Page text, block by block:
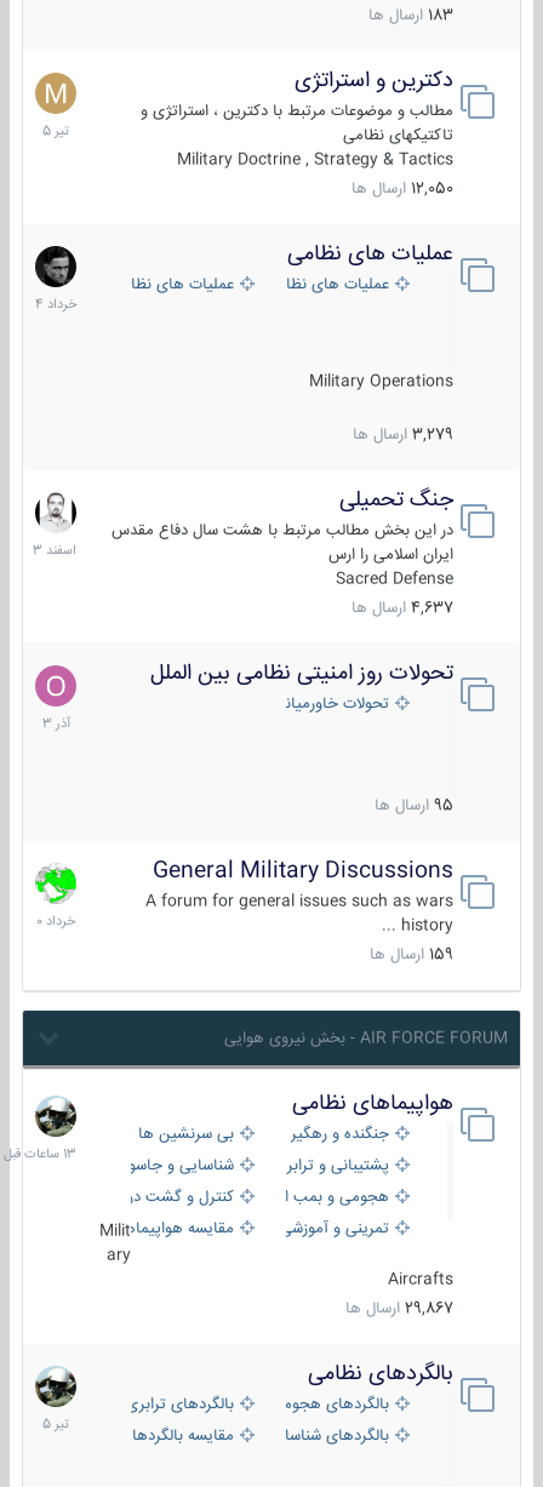
183 ارسال ها
دکترین و استراتژی
مطالب و موضوعات مرتبط با دکترین ، استراتژی و
تاکتیکهای نظامی
Military Doctrine , Strategy & Tactics
12,050 ارسال ها
27
تیر
1405
عملیات های نظامی
عملیات های نظامی ایرانعملیات های نظامی خارجی
Military Operations
3,279 ارسال ها
5
خرداد
1404
جنگ تحمیلی
در این بخش مطالب مرتبط با هشت سال دفاع مقدس
ایران اسلامی را ارس
Sacred Defense
4,637 ارسال ها
20
اسفند
1403
تحولات روز امنیتی نظامی بین الملل
تحولات خاورمیانه
95 ارسال ها
21
آذر
1403
General Military Discussions
A forum for general issues such as wars
history ...
159 ارسال ها
10
خرداد
1400
AIR FORCE FORUM - بخش نیروی هوایی
هواپیماهای نظامی
جنگنده و رهگیر
بی سرنشین ها
پشتیبانی و ترابری
شناسایی و جاسوسی
هجومی و بمب افکن
کنترل و گشت دریایی
تمرینی و آموزشی
مقایسه هواپیماهاMilit
ary
Aircrafts
29,867 ارسال ها
13
ساعات
قبل
بالگردهای نظامی
بالگردهای هجومی
بالگردهای ترابری
بالگردهای شناسایی
مقایسه بالگردها
22
تیر
1405